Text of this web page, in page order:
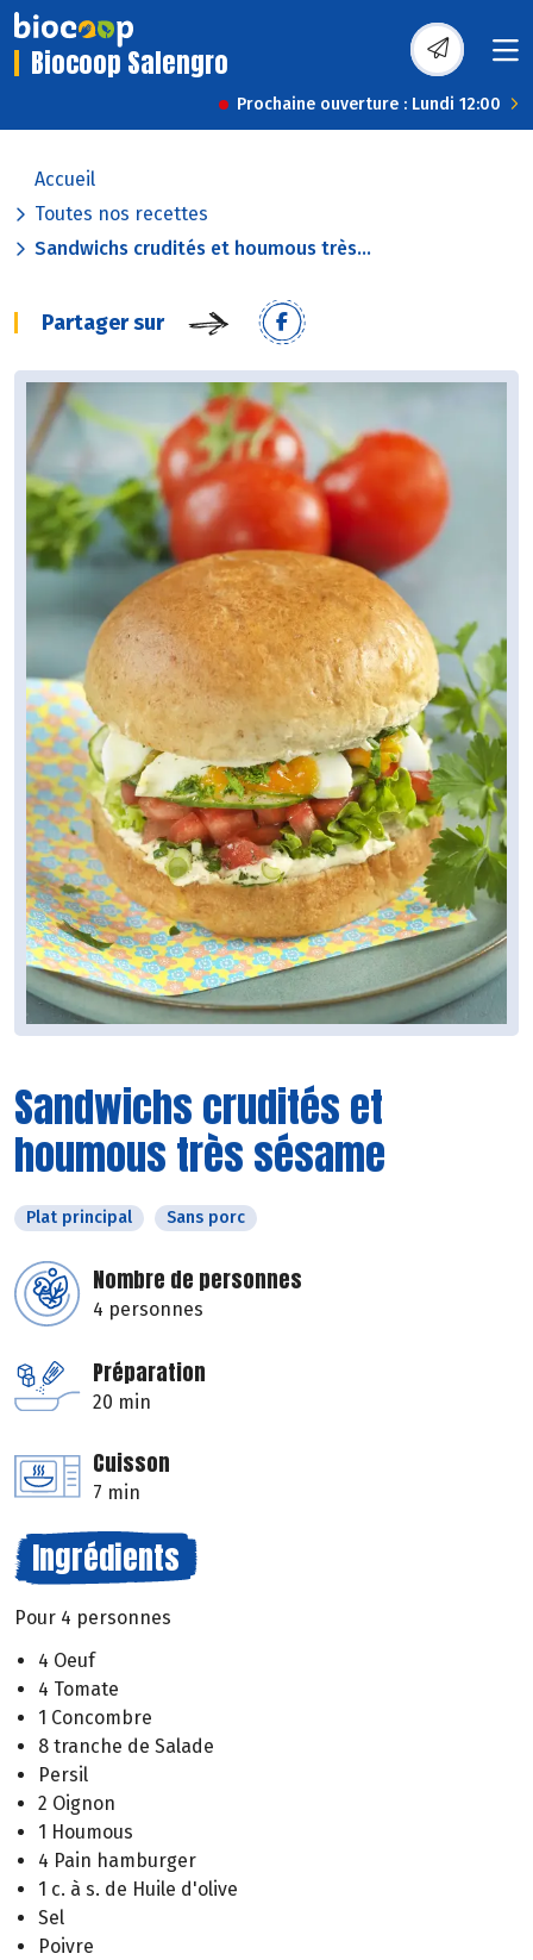
Biocoop Salengro
Prochaine ouverture : Lundi 12:00
Accueil
Toutes nos recettes
Sandwichs crudités et houmous très...
Partager sur
Sandwichs crudités et
houmous très sésame
Plat principal Sans porc
Nombre de personnes
4 personnes
Préparation
20 min
Cuisson
7 min
Ingrédients
Pour 4 personnes
4 Oeuf
4 Tomate
1 Concombre
8 tranche de Salade
Persil
2 Oignon
1 Houmous
4 Pain hamburger
1 c. à s. de Huile d'olive
Sel
Poivre